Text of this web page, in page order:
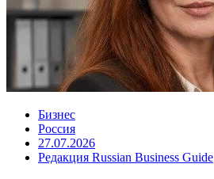
Бизнес
Россия
27.07.2026
Редакция Russian Business Guide